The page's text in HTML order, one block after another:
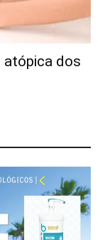
atópica dos